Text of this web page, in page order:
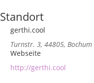
Standort
gerthi.cool
Turnstr. 3, 44805, Bochum
Webseite
http://gerthi.cool